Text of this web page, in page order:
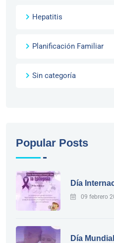
Hepatitis
Planificación Familiar
Sin categoría
Popular Posts
Día
09 febrero
Día